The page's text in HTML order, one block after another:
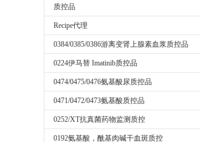
质控品
Recipe代理
0384/0385/0386游离变肾上腺素血浆质控品
0224伊马替 Imatinib质控品
0474/0475/0476氨基酸尿质控品
0471/0472/0473氨基酸质控品
0252/XT抗真菌药物监测质控
0192氨基酸，酰基肉碱干血斑质控